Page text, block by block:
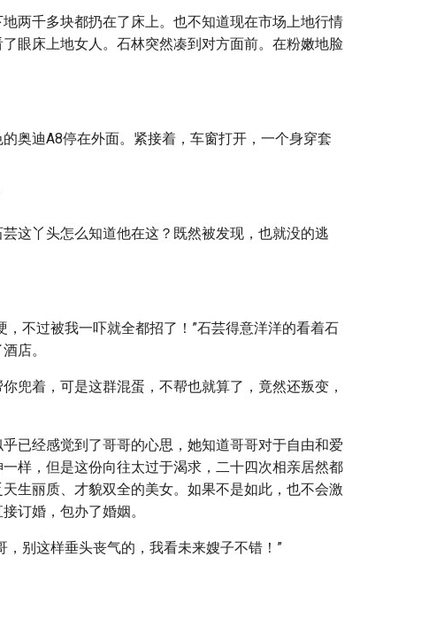
两千多块都扔在了床上。也不知道现在市场上地行情
眼床上地女人。石林突然凑到对方面前。在粉嫩地脸
奥迪A8停在外面。紧接着，车窗打开，一个身穿套
这丫头怎么知道他在这？既然被发现，也就没的逃
不过被我一吓就全都招了！”石芸得意洋洋的看着石
店。
兜着，可是这群混蛋，不帮也就算了，竟然还叛变，
已经感觉到了哥哥的心思，她知道哥哥对于自由和爱
样，但是这份向往太过于渴求，二十四次相亲居然都
生丽质、才貌双全的美女。如果不是如此，也不会激
订婚，包办了婚姻。
别这样垂头丧气的，我看未来嫂子不错！”